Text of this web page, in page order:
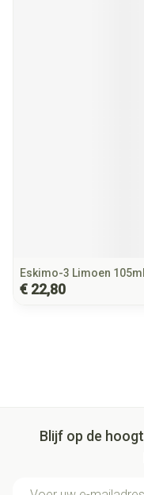
Eskimo-3 Limoen
€ 22,80
Blijf op de